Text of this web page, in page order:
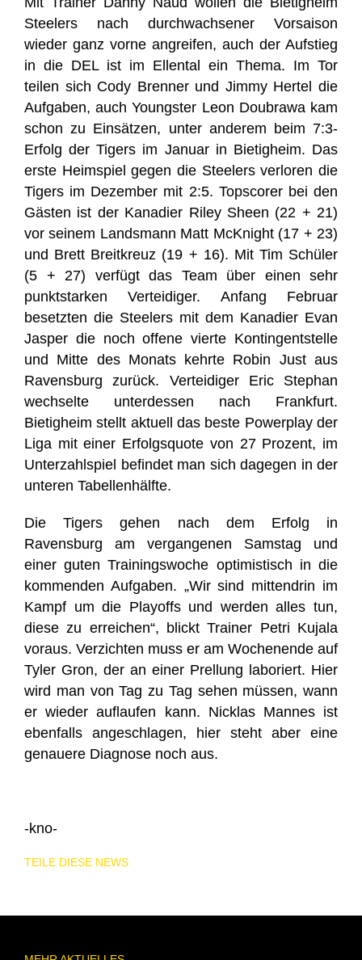
Steelers nach durchwachsener Vorsaison
wieder ganz vorne angreifen, auch der Aufstieg
in die DEL ist im Ellental ein Thema. Im Tor
teilen sich Cody Brenner und Jimmy Hertel die
Aufgaben, auch Youngster Leon Doubrawa kam
schon zu Einsätzen, unter anderem beim 7:3-
Erfolg der Tigers im Januar in Bietigheim. Das
erste Heimspiel gegen die Steelers verloren die
Tigers im Dezember mit 2:5. Topscorer bei den
Gästen ist der Kanadier Riley Sheen (22 + 21)
vor seinem Landsmann Matt McKnight (17 + 23)
und Brett Breitkreuz (19 + 16). Mit Tim Schüler
(5 + 27) verfügt das Team über einen sehr
punktstarken Verteidiger. Anfang Februar
besetzten die Steelers mit dem Kanadier Evan
Jasper die noch offene vierte Kontingentstelle
und Mitte des Monats kehrte Robin Just aus
Ravensburg zurück. Verteidiger Eric Stephan
wechselte unterdessen nach Frankfurt.
Bietigheim stellt aktuell das beste Powerplay der
Liga mit einer Erfolgsquote von 27 Prozent, im
Unterzahlspiel befindet man sich dagegen in der
unteren Tabellenhälfte.
Die Tigers gehen nach dem Erfolg in
Ravensburg am vergangenen Samstag und
einer guten Trainingswoche optimistisch in die
kommenden Aufgaben. „Wir sind mittendrin im
Kampf um die Playoffs und werden alles tun,
diese zu erreichen“, blickt Trainer Petri Kujala
voraus. Verzichten muss er am Wochenende auf
Tyler Gron, der an einer Prellung laboriert. Hier
wird man von Tag zu Tag sehen müssen, wann
er wieder auflaufen kann. Nicklas Mannes ist
ebenfalls angeschlagen, hier steht aber eine
genauere Diagnose noch aus.
-kno-
TEILE DIESE NEWS